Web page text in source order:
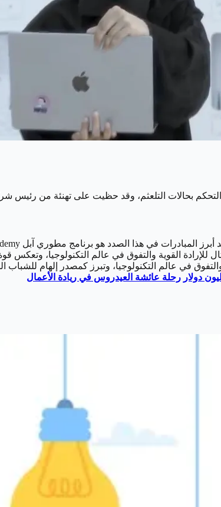
بحالات التلعثم، وقد حظيت على تهنئة من رئيس شركة
للإرادة القوية والتفوق في عالم التكنولوجيا، وتعكس
في عالم التكنولوجيا، وتبرز كمصدر إلهام
رحلة عائشة العيدروس في ريادة الأعمال